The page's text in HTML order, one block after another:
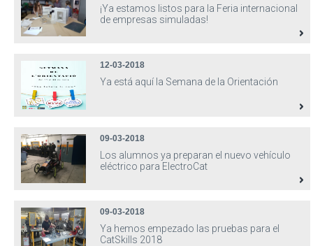
¡Ya estamos listos para la Feria internacional
de empresas simuladas!
12-03-2018
Ya está aquí la Semana de la Orientación
09-03-2018
Los alumnos ya preparan el nuevo vehículo
eléctrico para ElectroCat
09-03-2018
Ya hemos empezado las pruebas para el
CatSkills 2018